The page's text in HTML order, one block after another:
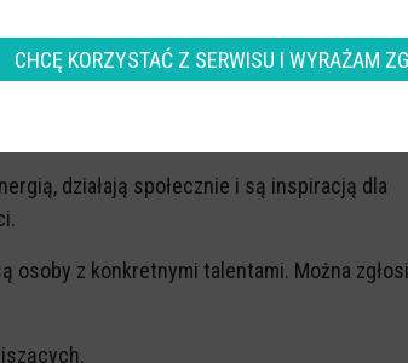
przyznawane będą wyróżnienia:
działają społecznie i są inspiracją dla
osoby z konkretnymi talentami. Można
CHCĘ KORZYSTAĆ Z SERWISU I WYRAŻAM